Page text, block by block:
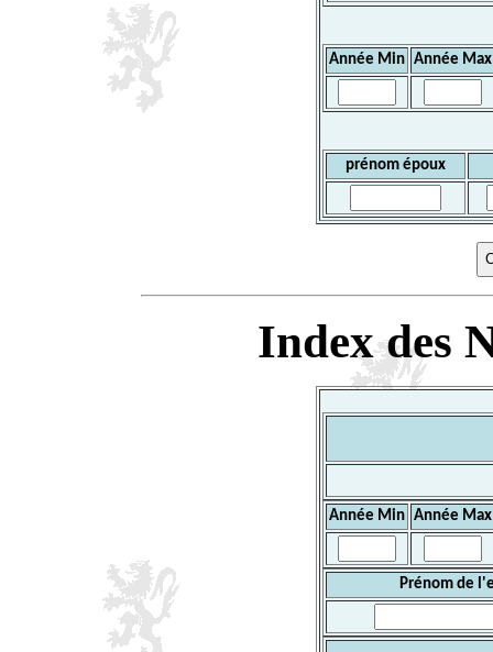
Année Min Année Max
prénom époux
Index des
Année Min Année Max
Prénom de